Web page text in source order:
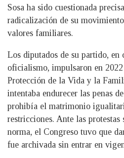
Sosa ha sido cuestionada
radicalización de su
valores familiares.
Los diputados de su partido, en
oficialismo, impulsaron en
Protección de la Vida y la
intentaba endurecer las penas
prohibía el matrimonio
restricciones. Ante las protestas
norma, el Congreso tuvo que
fue archivada sin entrar en